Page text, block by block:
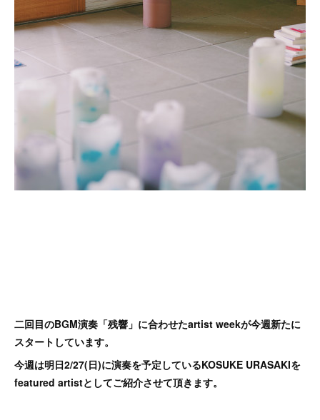
二回目のBGM演奏「残響」に合わせたartist weekが今週新たに
スタートしています。
今週は明日2/27(日)に演奏を予定しているKOSUKE URASAKIを
featured artistとしてご紹介させて頂きます。